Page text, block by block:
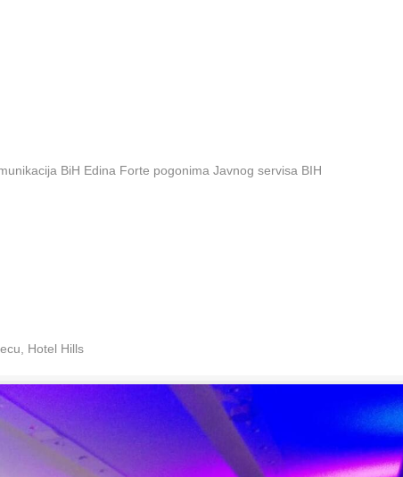
BiH Edina Forte pogonima Javnog servisa BIH
Hotel Hills